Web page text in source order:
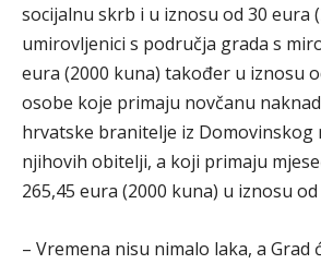
socijalnu skrb i u iznosu od 30 eura
umirovljenici s područja grada s
eura (2000 kuna) također u iznosu
osobe koje primaju novčanu
hrvatske branitelje iz Domovinskog
njihovih obitelji, a koji primaju
265,45 eura (2000 kuna) u iznosu
– Vremena nisu nimalo laka, a Grad